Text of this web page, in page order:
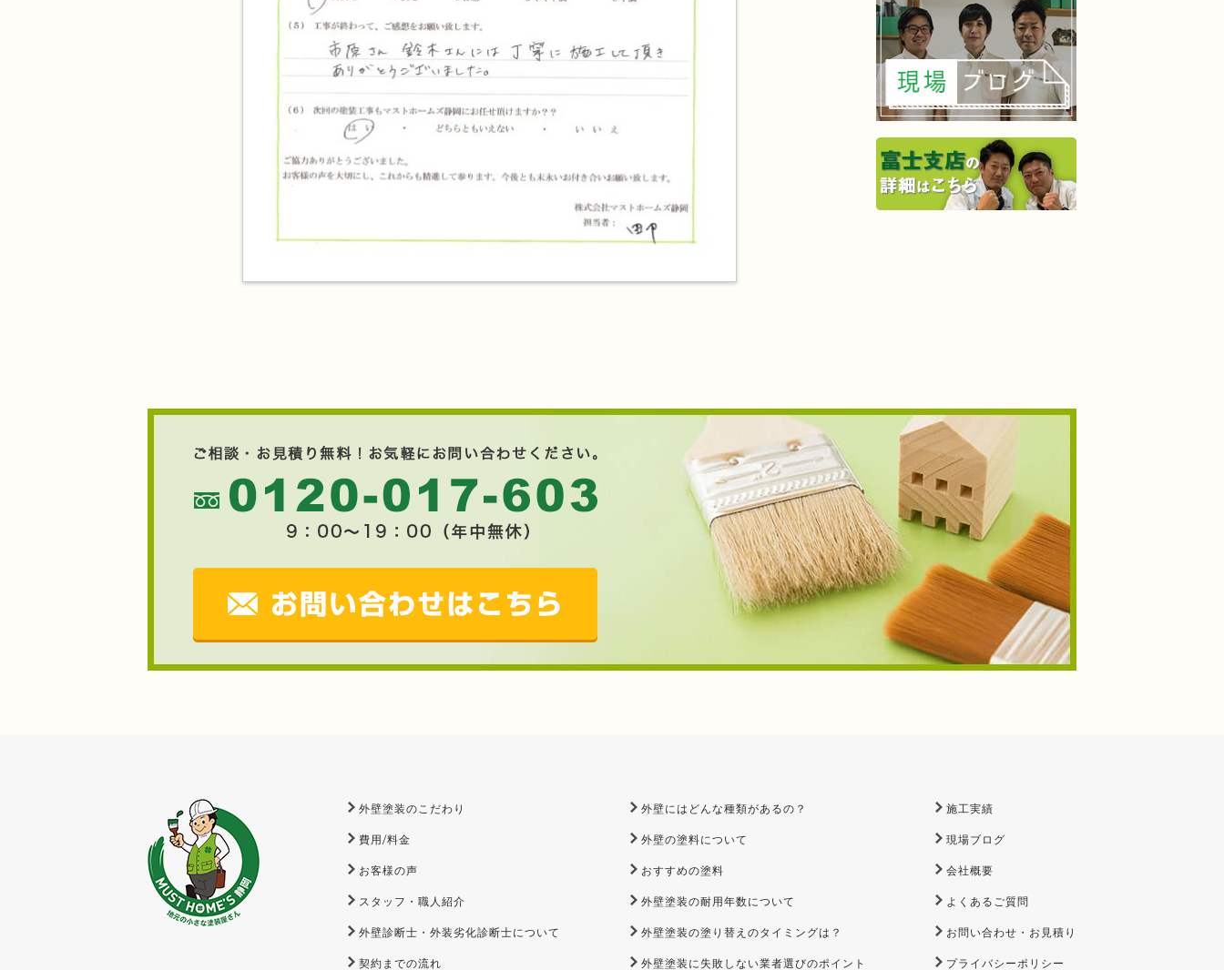
外壁塗装のこだわり
費用/料金
お客様の声
スタッフ・職人紹介
外壁診断士・外装劣化診断士について
契約までの流れ
外壁にはどんな種類があるの？
外壁の塗料について
おすすめの塗料
外壁塗装の耐用年数について
外壁塗装の塗り替えのタイミングは？
外壁塗装に失敗しない業者選びのポイント
施工実績
現場ブログ
会社概要
よくあるご質問
お問い合わせ・お見積り
プライバシーポリシー